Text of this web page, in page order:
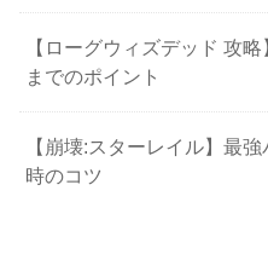
【ローグウィズデッド 攻
までのポイント
【崩壊:スターレイル】最
時のコツ